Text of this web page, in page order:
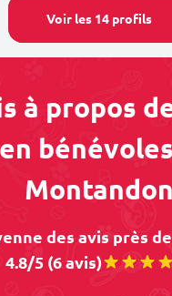
Voir les 14 profils
à propos
Montandon
des avis près
4.8/5 (6 avis)